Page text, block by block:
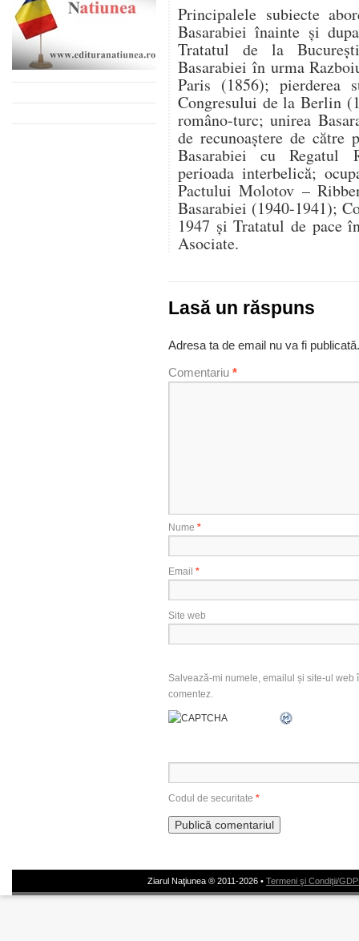
Principalele subiecte
Basarabiei înainte şi
Tratatul de la
Basarabiei în urma
Paris (1856); pierderea
Congresului de la Berlin
româno-turc; unirea
de recunoaştere de
Basarabiei cu Regatul
perioada interbelică;
Pactului Molotov –
Basarabiei (1940-1941);
1947 şi Tratatul de pace
Asociate.
Lasă un răspuns
Adresa ta de email nu va fi publicată.
Comentariu *
Nume *
Email *
Site web
Salvează-mi numele, emailul și site-ul
comentez.
Codul de securitate *
Ziarul Naţiunea ® 2011-2026 • Termeni şi Condiţii/